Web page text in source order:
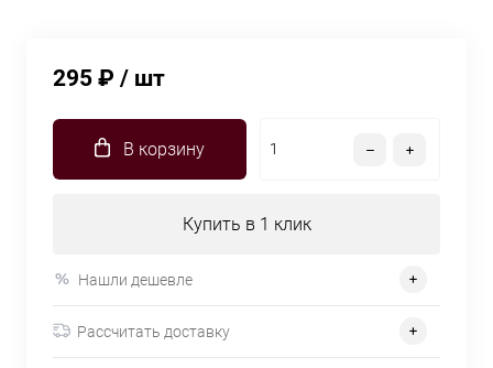
295 ₽ / шт
В корзину
Купить в 1 клик
Нашли дешевле
Рассчитать доставку